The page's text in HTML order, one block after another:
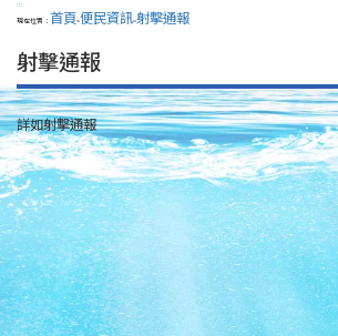
:::
現在位置： 首頁>便民資訊>射擊通報
射擊通報
詳如射擊通報